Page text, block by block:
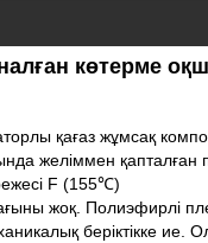
көтерме
қағаз жұмсақ
желіммен
F (155℃)
жоқ. Полиэфирлі
беріктікке